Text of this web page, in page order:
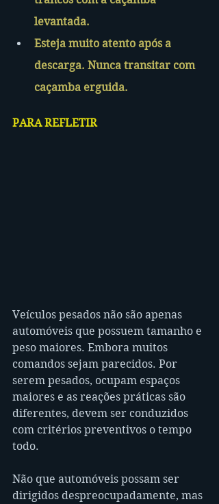
levantada.
Esteja muito atento após a
descarga. Nunca transitar com
caçamba erguida.
PARA REFLETIR
Veículos pesados não são apenas
automóveis que possuem tamanho e
peso maiores. Embora muitos
comandos sejam parecidos. Por
serem pesados, ocupam espaços
maiores e as reações práticas são
diferentes, devem ser conduzidos
com critérios preventivos o tempo
todo.
Não que automóveis possam ser
dirigidos despreocupadamente, mas